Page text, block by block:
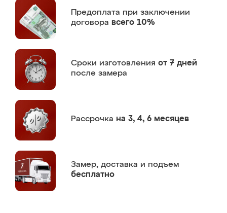
Предоплата при заключении
договора всего 10%
Сроки изготовления от 7 дней
после замера
Рассрочка на 3, 4, 6 месяцев
Замер, доставка и подъем
бесплатно